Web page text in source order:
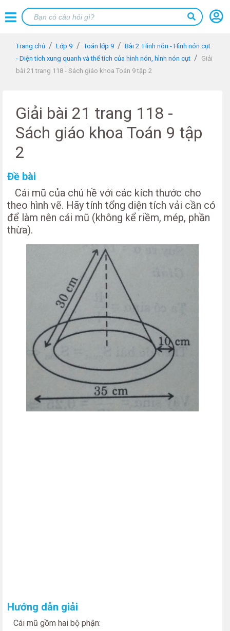
Trang chủ Lớp 9 Toán lớp 9
Bài 2. Hình nón - Hình nón cụt
- Diện tích xung quanh và thể tích của hình nón, hình nón cụt
Giải
bài 21 trang 118 - Sách giáo khoa Toán 9 tập 2
Giải bài 21 trang 118 -
Sách giáo khoa Toán 9 tập
2
Đề bài
Cái mũ của chú hề với các kích thước cho
theo hình vẽ. Hãy tính tổng diện tích vải cần có
để làm nên cái mũ (không kể riềm, mép, phần
thừa).
Hướng dẫn giải
Cái mũ gồm hai bộ phận: